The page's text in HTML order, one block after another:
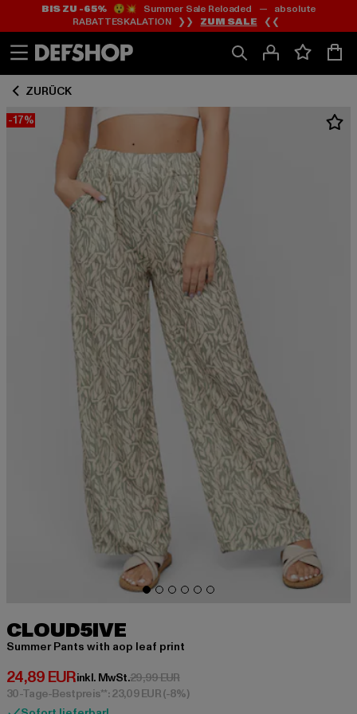
Zum
Inhalt
springen
Zum
Fußzeile
springen
BIS ZU -65%😲💥 Summer Sale Reloaded — absolute
RABATTESKALATION ❯❯ ZUM SALE ❮❮
ZURÜCK
-17%
CLOUD5IVE
Summer Pants with aop leaf print
24,89 EUR
Derzeitiger Preis: 24,89 EUR
inkl. MwSt.29,99 EURAktionspreis: 29,99 EUR
30-Tage-Bestpreis**: 23,09 EUR(-8%)